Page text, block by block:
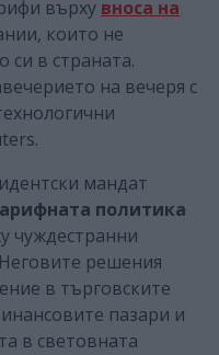
върху вноса на
които не
си в страната.
на вечеря с
мандат
политика
чуждестранни
решения
в търговските
пазари и
в световната